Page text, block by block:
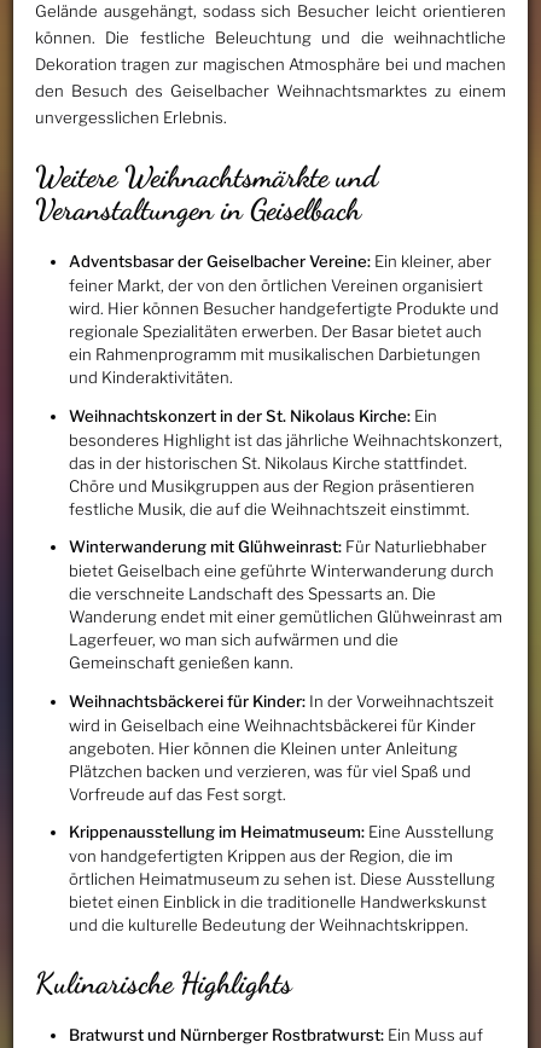
Gelände ausgehängt, sodass sich Besucher leicht orientieren
können. Die festliche Beleuchtung und die weihnachtliche
Dekoration tragen zur magischen Atmosphäre bei und machen
den Besuch des Geiselbacher Weihnachtsmarktes zu einem
unvergesslichen Erlebnis.
Weitere Weihnachtsmärkte und
Veranstaltungen in Geiselbach
Adventsbasar der Geiselbacher Vereine:Ein kleiner, aber
feiner Markt, der von den örtlichen Vereinen organisiert
wird. Hier können Besucher handgefertigte Produkte und
regionale Spezialitäten erwerben. Der Basar bietet auch
ein Rahmenprogramm mit musikalischen Darbietungen
und Kinderaktivitäten.
Weihnachtskonzert in der St. Nikolaus Kirche:Ein
besonderes Highlight ist das jährliche Weihnachtskonzert,
das in der historischen St. Nikolaus Kirche stattfindet.
Chöre und Musikgruppen aus der Region präsentieren
festliche Musik, die auf die Weihnachtszeit einstimmt.
Winterwanderung mit Glühweinrast:Für Naturliebhaber
bietet Geiselbach eine geführte Winterwanderung durch
die verschneite Landschaft des Spessarts an. Die
Wanderung endet mit einer gemütlichen Glühweinrast am
Lagerfeuer, wo man sich aufwärmen und die
Gemeinschaft genießen kann.
Weihnachtsbäckerei für Kinder:In der Vorweihnachtszeit
wird in Geiselbach eine Weihnachtsbäckerei für Kinder
angeboten. Hier können die Kleinen unter Anleitung
Plätzchen backen und verzieren, was für viel Spaß und
Vorfreude auf das Fest sorgt.
Krippenausstellung im Heimatmuseum:Eine Ausstellung
von handgefertigten Krippen aus der Region, die im
örtlichen Heimatmuseum zu sehen ist. Diese Ausstellung
bietet einen Einblick in die traditionelle Handwerkskunst
und die kulturelle Bedeutung der Weihnachtskrippen.
Kulinarische Highlights
Bratwurst und Nürnberger Rostbratwurst:Ein Muss auf